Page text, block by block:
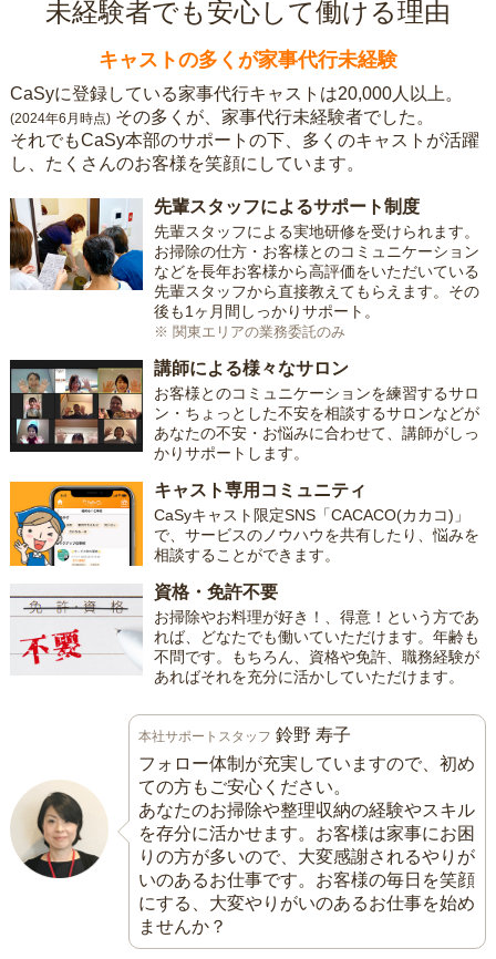
未経験者でも安心して働ける理由
キャストの多くが家事代行未経験
CaSyに登録している家事代行キャストは20,000人以上。
(2024年6月時点) その多くが、家事代行未経験者でした。
それでもCaSy本部のサポートの下、多くのキャストが活躍
し、たくさんのお客様を笑顔にしています。
先輩スタッフによるサポート制度
先輩スタッフによる実地研修を受けられます。
お掃除の仕方・お客様とのコミュニケーション
などを長年お客様から高評価をいただいている
先輩スタッフから直接教えてもらえます。その
後も1ヶ月間しっかりサポート。
※ 関東エリアの業務委託のみ
講師による様々なサロン
お客様とのコミュニケーションを練習するサロ
ン・ちょっとした不安を相談するサロンなどが
あなたの不安・お悩みに合わせて、講師がしっ
かりサポートします。
キャスト専用コミュニティ
CaSyキャスト限定SNS「CACACO(カカコ)」
で、サービスのノウハウを共有したり、悩みを
相談することができます。
資格・免許不要
お掃除やお料理が好き！、得意！という方であ
れば、どなたでも働いていただけます。年齢も
不問です。もちろん、資格や免許、職務経験が
あればそれを充分に活かしていただけます。
本社サポートスタッフ 鈴野 寿子
フォロー体制が充実していますので、初め
ての方もご安心ください。
あなたのお掃除や整理収納の経験やスキル
を存分に活かせます。お客様は家事にお困
りの方が多いので、大変感謝されるやりが
いのあるお仕事です。お客様の毎日を笑顔
にする、大変やりがいのあるお仕事を始め
ませんか？